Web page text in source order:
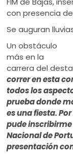
con presencia
Se auguran
Un obstáculo
más en la
carrera del
correr en esta
todos los
prueba donde
es una fiesta.
pude
Nacional de
presentación